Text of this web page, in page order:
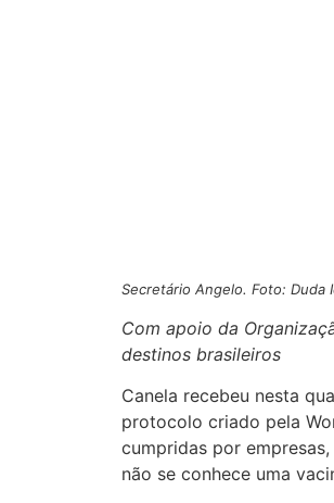
Secretário Angelo. Foto: Duda
Com apoio da
destinos brasileiros
Canela recebeu nesta
protocolo criado pela
cumpridas por
não se conhece uma